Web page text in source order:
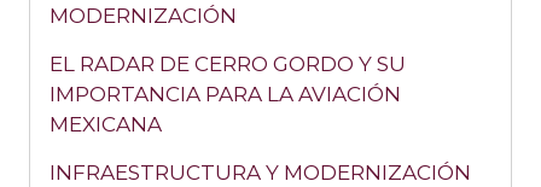
MODERNIZACIÓN
EL RADAR DE CERRO GORDO Y SU
IMPORTANCIA PARA LA AVIACIÓN
MEXICANA
INFRAESTRUCTURA Y MODERNIZACIÓN